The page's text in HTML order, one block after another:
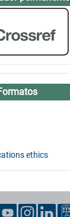
ethics